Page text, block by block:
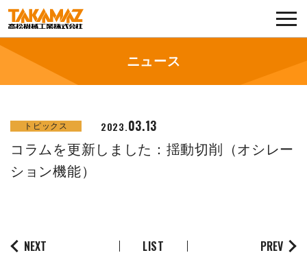
各種お問い合わせ・部品注文
採用に関してはこちらから
展示会・イベント
ニュース
製品ラインナップ
ニュース
トピックス 2023.03.13
コラムを更新しました：揺動切削（オシレー
ション機能）
NEXT LIST PREV